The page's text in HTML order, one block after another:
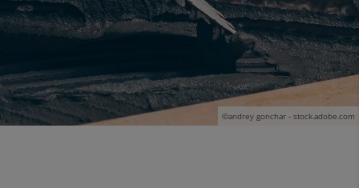
©andrey gonchar - stock.adobe.com